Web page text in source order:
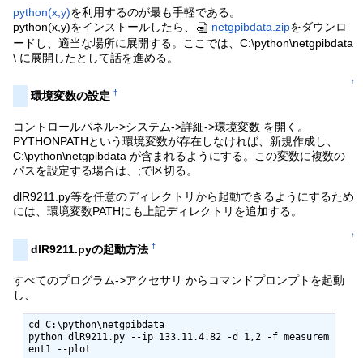
python(x,y)を利用するのが最も手軽である。
python(x,y)をインストールしたら、
netgpibdata.zipをダウンロ
ードし、適当な場所に展開する。ここでは、C:\python\netgpibdata
\ に展開したとして話を進める。
↑
環境変数の設定†
コントロールパネル->システム->詳細->環境変数 を開く。
PYTHONPATHという環境変数が存在しなければ、新規作成し、
C:\python\netgpibdata が含まれるようにする。この変数に複数の
パスを設定する場合は、;で区切る。
dlR9211.py等を任意のディレクトリから起動できるようにするため
には、環境変数PATHにも上記ディレクトリを追加する。
↑
dlR9211.pyの起動方法†
すべてのプログラム->アクセサリ からコマンドプロンプトを起動
し、
cd C:\python\netgpibdata
python dlR9211.py --ip 133.11.4.82 -d 1,2 -f measurem
ent1 --plot